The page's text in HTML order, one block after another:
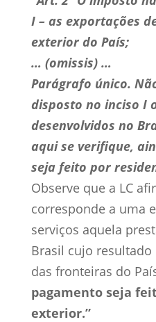
I – as exportações
exterior do País;
… (omissis) …
Parágrafo único.
disposto no inciso I
desenvolvidos no
aqui se verifique,
seja feito por
Observe que a LC
corresponde a uma
serviços aquela
Brasil cujo
das fronteiras do
pagamento seja
exterior.”